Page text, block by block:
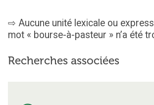
Aucune unité lexicale ou
mot « bourse-à-pasteur » n’a été
Recherches associées